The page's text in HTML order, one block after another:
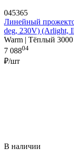
045365
Линейный
deg, 230V) (Arlight,
Warm | Тёплый
7 08804
₽/шт
В наличии